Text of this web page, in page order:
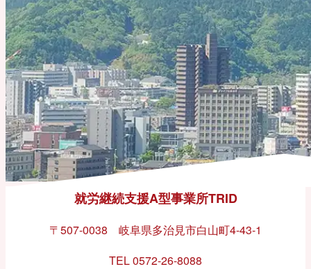
就労継続支援A型事業所TRID
〒507-0038 岐阜県多治見市白山町4-43-1
TEL 0572-26-8088